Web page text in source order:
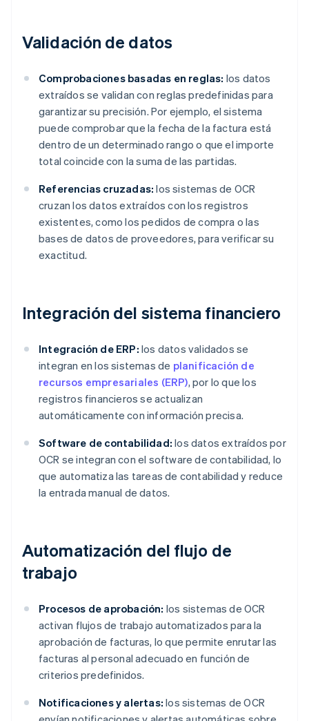
Validación de datos
Comprobaciones basadas en reglas: los datos
extraídos se validan con reglas predefinidas para
garantizar su precisión. Por ejemplo, el sistema
puede comprobar que la fecha de la factura está
dentro de un determinado rango o que el importe
total coincide con la suma de las partidas.
Referencias cruzadas: los sistemas de OCR
cruzan los datos extraídos con los registros
existentes, como los pedidos de compra o las
bases de datos de proveedores, para verificar su
exactitud.
Integración del sistema financiero
Integración de ERP: los datos validados se
integran en los sistemas de planificación de
recursos empresariales (ERP), por lo que los
registros financieros se actualizan
automáticamente con información precisa.
Software de contabilidad: los datos extraídos por
OCR se integran con el software de contabilidad, lo
que automatiza las tareas de contabilidad y reduce
la entrada manual de datos.
Automatización del flujo de
trabajo
Procesos de aprobación: los sistemas de OCR
activan flujos de trabajo automatizados para la
aprobación de facturas, lo que permite enrutar las
facturas al personal adecuado en función de
criterios predefinidos.
Notificaciones y alertas: los sistemas de OCR